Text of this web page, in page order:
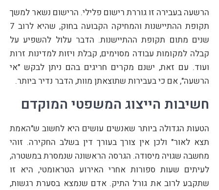
הרשעה בעבירה זו גוררת רישום פלילי. הרישום נשאר למשך
תקופת ההתיישנות והמחיקה הקבועה בחוק, שהיא לרוב 7
שנים מתום תקופת ההתיישנות. הדבר עלול להשפיע על
קבלה למקומות עבודה מסוימים, קבלת ויזות למדינות זרות
ועוד. עם זאת, ישנם מקרים חריגים בהם ניתן לבקש "אי
הרשעה", אם כי בעבירות שתוצאתן מוות, הדבר נדיר ביותר.
חשיבות הייצוג המשפטי המוקדם
הטעות הגדולה ביותר שאנשים עושים היא לחשוב ש"האמת
תצא לאור" ולכן אין צורך בעורך דין בשלב החקירה. זוהי
מחשבה שגויה מיסודה. הגרסה הראשונה שנמסרת במשטרה,
לעיתים שעות ספורות אחרי האירוע הטראומטי, היא זו
שתקבע לרוב את גורל התיק. אדם שנמצא בסערת רגשות,